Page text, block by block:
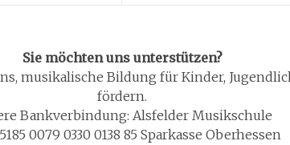
Sie möchten uns unterstützen?
musikalische Bildung für Kinder,
fördern.
Bankverbindung: Alsfelder Musikschule
0079 0330 0138 85 Sparkasse Oberhessen